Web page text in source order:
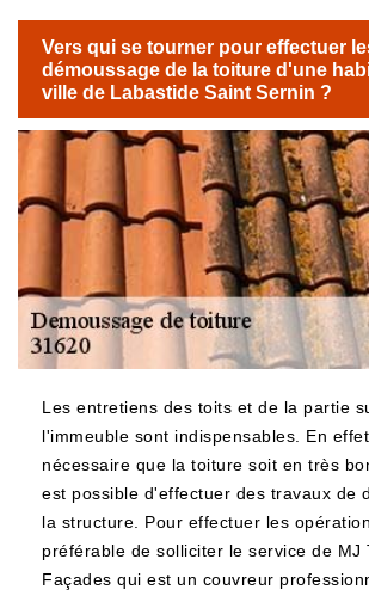
Vers qui se tourner pour effectuer
démoussage de la toiture d'une
ville de Labastide Saint Sernin ?
Les entretiens des toits et de la partie
l'immeuble sont indispensables. En
nécessaire que la toiture soit en très
est possible d'effectuer des travaux de
la structure. Pour effectuer les
préférable de solliciter le service de MJ
Façades qui est un couvreur